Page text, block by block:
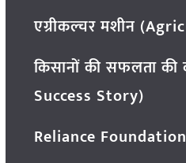
एग्रीकल्चर मशीन
किसानों की सफलता की
Success Story)
Reliance